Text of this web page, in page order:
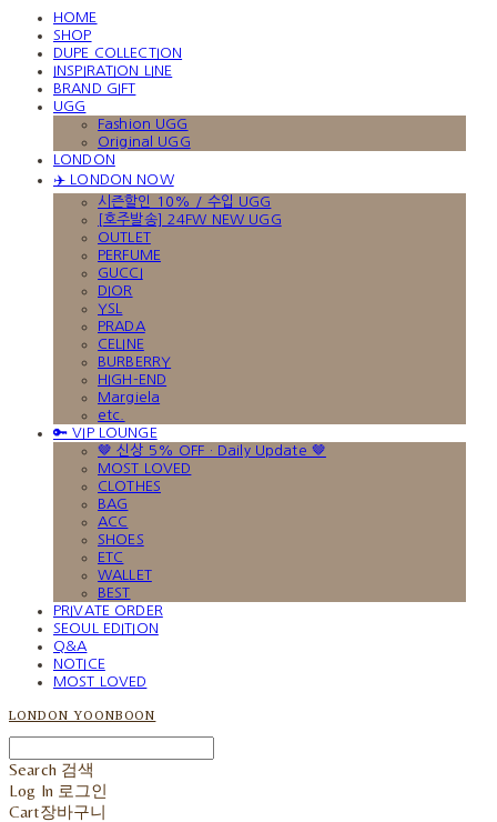
HOME
SHOP
DUPE COLLECTION
INSPIRATION LINE
BRAND GIFT
UGG
Fashion UGG
Original UGG
LONDON
✈️ LONDON NOW
시즌할인 10% / 수입 UGG
[호주발송] 24FW NEW UGG
OUTLET
PERFUME
GUCCI
DIOR
YSL
PRADA
CELINE
BURBERRY
HIGH-END
Margiela
etc.
🔑 VIP LOUNGE
🤎 신상 5% OFF · Daily Update 🤎
MOST LOVED
CLOTHES
BAG
ACC
SHOES
ETC
WALLET
BEST
PRIVATE ORDER
SEOUL EDITION
Q&A
NOTICE
MOST LOVED
LONDON YOONBOON
Search 검색
Log In 로그인
Cart장바구니